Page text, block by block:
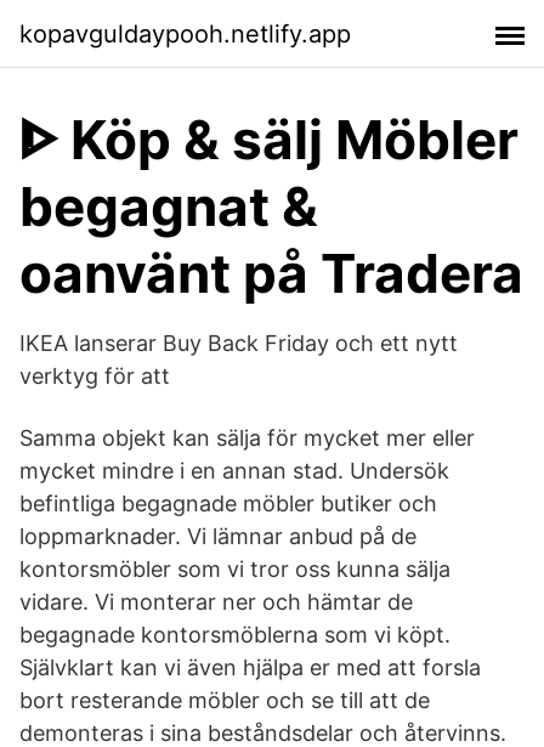
kopavguldaypooh.netlify.app
ᐈ Köp & sälj Möbler
begagnat &
oanvänt på Tradera
IKEA lanserar Buy Back Friday och ett nytt
verktyg för att
Samma objekt kan sälja för mycket mer eller
mycket mindre i en annan stad. Undersök
befintliga begagnade möbler butiker och
loppmarknader. Vi lämnar anbud på de
kontorsmöbler som vi tror oss kunna sälja
vidare. Vi monterar ner och hämtar de
begagnade kontorsmöblerna som vi köpt.
Självklart kan vi även hjälpa er med att forsla
bort resterande möbler och se till att de
demonteras i sina beståndsdelar och återvinns.